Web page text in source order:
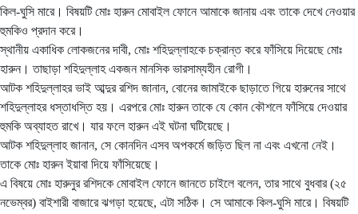
কিল-ঘুসি মারে। বিষয়টি মোঃ হারুন মোবাইল ফোনে আমাকে জানায় এবং তাকে দেখে নেওয়ার
হুমকিও প্রদান করে।
স্থানীয় একাধিক লোকজনের দাবী, মোঃ শহিদুল্লাহকে চক্রান্ত করে ফাঁসিয়ে দিয়েছে মোঃ
হারুন। তাছাড়া শহিদুল্লাহ একজন মানসিক ভারসাম্যহীন রোগী।
আটক শহিদুল্লাহর ভাই আব্দুর রশিদ জানান, বোনের জামাইকে ছাড়াতে গিয়ে হারুনের সাথে
শহিদুল্লাহর ধস্তাধস্তি হয়। এরপরে মোঃ হারুন তাকে যে কোন কৌশলে ফাঁসিয়ে দেওয়ার
হুমকি অব্যাহত রাখে। যার ফলে হারুন এই ঘটনা ঘটিয়েছে।
আটক শহিদুল্লাহ জানান, সে কোনদিন এসব অপকর্মে জড়িত ছিল না এবং এখনো নেই।
তাকে মোঃ হারুন ইয়াবা দিয়ে ফাঁসিয়েছে।
এ বিষয়ে মোঃ হারুনুর রশিদকে মোবাইল ফোনে জানতে চাইলে বলেন, তার সাথে বুধবার (২৫
নভেম্বর) বাইশারী বাজারে ঝগড়া হয়েছে, এটা সঠিক। সে আমাকে কিল-ঘুসি মারে। বিষয়টি